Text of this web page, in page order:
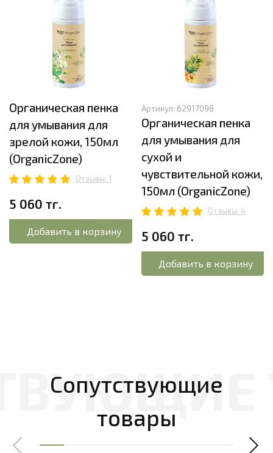
Органическая пенка
для умывания для
зрелой кожи, 150мл
(OrganicZone)
Отзывы: 1
5 060 тг.
Добавить в корзину
Артикул: 62917098
Органическая пенка
для умывания для
сухой и
чувствительной кожи,
150мл (OrganicZone)
Отзывы: 4
5 060 тг.
Добавить в корзину
Сопутствующие
товары